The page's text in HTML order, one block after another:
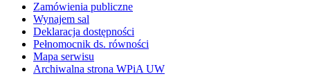
Zamówienia publiczne
Wynajem sal
Deklaracja dostępności
Pełnomocnik ds. równości
Mapa serwisu
Archiwalna strona WPiA UW